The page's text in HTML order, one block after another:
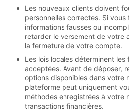
Les nouveaux clients doivent
personnelles correctes. Si vous
informations fausses ou
retarder le versement de votre
la fermeture de votre compte.
Les lois locales déterminent les
acceptées. Avant de déposer,
options disponibles dans votre
plateforme peut uniquement
méthodes enregistrées à votre
transactions financières.